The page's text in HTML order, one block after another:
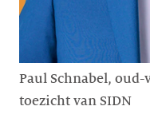
Paul Schnabel,
toezicht van SIDN